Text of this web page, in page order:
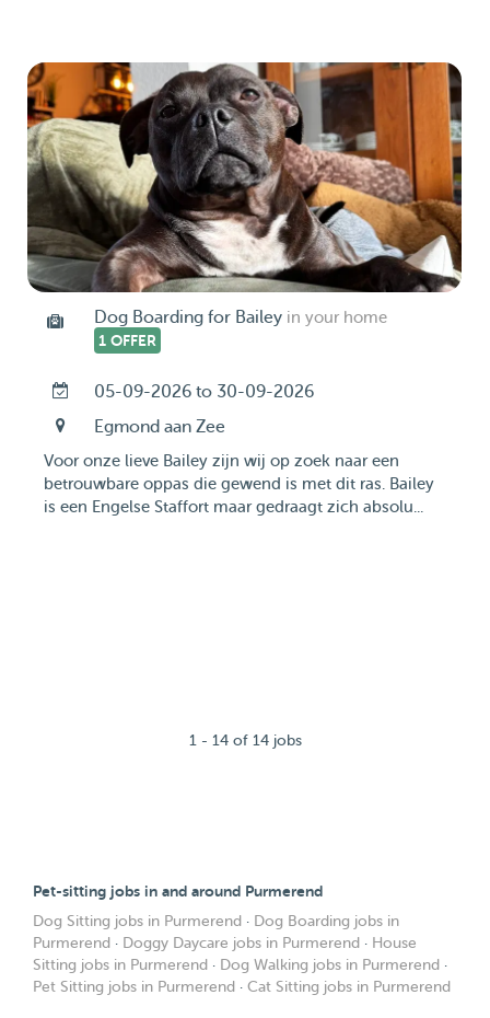
Dog Boarding for Bailey in your home
1 OFFER
05-09-2026 to 30-09-2026
Egmond aan Zee
Voor onze lieve Bailey zijn wij op zoek naar een
betrouwbare oppas die gewend is met dit ras. Bailey
is een Engelse Staffort maar gedraagt zich absolu...
1 - 14 of 14 jobs
Pet-sitting jobs in and around Purmerend
Dog Sitting jobs in Purmerend · Dog Boarding jobs in
Purmerend · Doggy Daycare jobs in Purmerend · House
Sitting jobs in Purmerend · Dog Walking jobs in Purmerend ·
Pet Sitting jobs in Purmerend · Cat Sitting jobs in Purmerend